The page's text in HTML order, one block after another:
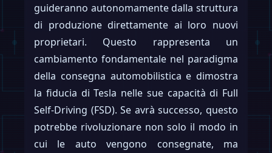
guideranno autonomamente dalla struttura
di produzione direttamente ai loro nuovi
proprietari. Questo rappresenta un
cambiamento fondamentale nel paradigma
della consegna automobilistica e dimostra
la fiducia di Tesla nelle sue capacità di Full
Self-Driving (FSD). Se avrà successo, questo
potrebbe rivoluzionare non solo il modo in
cui le auto vengono consegnate, ma